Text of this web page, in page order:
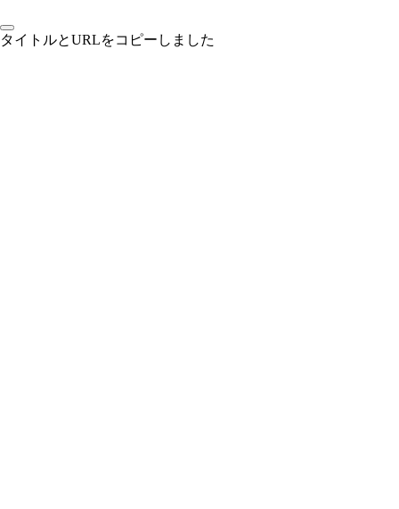
タイトルとURLをコピーしました